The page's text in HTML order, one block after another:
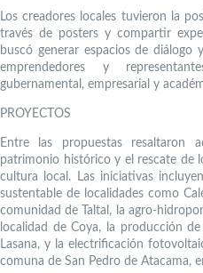
Los creadores locales tuvieron la
través de posters y compartir
buscó generar espacios de
emprendedores y
gubernamental, empresarial y
PROYECTOS
Entre las propuestas resaltaron
patrimonio histórico y el rescate de
cultura local. Las iniciativas
sustentable de localidades como
comunidad de Taltal, la agro-
localidad de Coya, la producción
Lasana, y la electrificación
comuna de San Pedro de Atacama,